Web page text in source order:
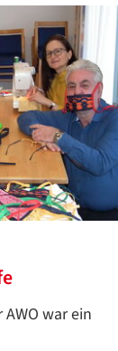
war ein